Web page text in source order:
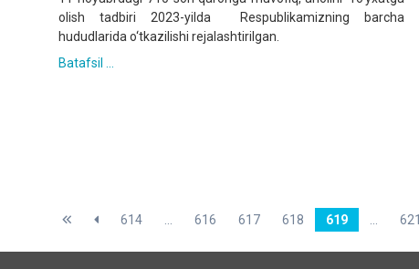
olish tadbiri 2023-yilda Respublikamizning barcha
hududlarida o‘tkazilishi rejalashtirilgan.
Batafsil ...
614 ... 616 617 618 619 ... 621